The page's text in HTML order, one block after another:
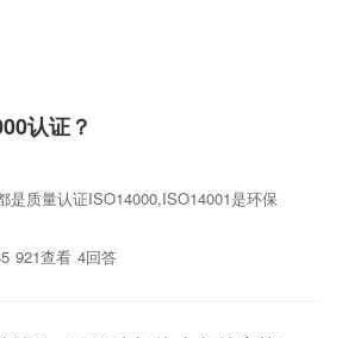
认证？
是质量认证ISO14000,ISO14001是环保
921查看 4回答